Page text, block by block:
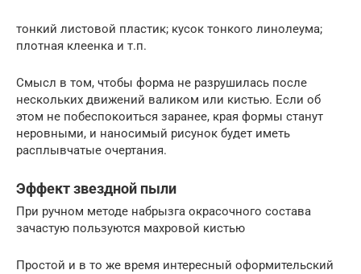
тонкий листовой пластик; кусок тонкого линолеума;
плотная клеенка и т.п.
Смысл в том, чтобы форма не разрушилась после
нескольких движений валиком или кистью. Если об
этом не побеспокоиться заранее, края формы станут
неровными, и наносимый рисунок будет иметь
расплывчатые очертания.
Эффект звездной пыли
При ручном методе набрызга окрасочного состава
зачастую пользуются махровой кистью
Простой и в то же время интересный оформительский